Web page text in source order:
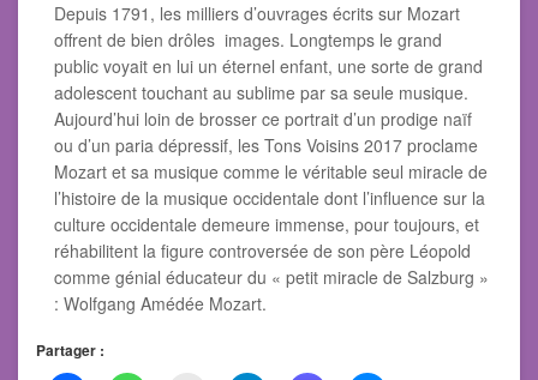
Depuis 1791, les milliers d’ouvrages écrits sur Mozart
offrent de bien drôles images. Longtemps le grand
public voyait en lui un éternel enfant, une sorte de grand
adolescent touchant au sublime par sa seule musique.
Aujourd’hui loin de brosser ce portrait d’un prodige naïf
ou d’un paria dépressif, les Tons Voisins 2017 proclame
Mozart et sa musique comme le véritable seul miracle de
l’histoire de la musique occidentale dont l’influence sur la
culture occidentale demeure immense, pour toujours, et
réhabilitent la figure controversée de son père Léopold
comme génial éducateur du « petit miracle de Salzburg »
: Wolfgang Amédée Mozart.
Partager :